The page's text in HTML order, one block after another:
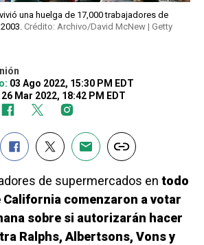
una huelga de 17,000 trabajadores de
Crédito: Archivo/David McNew | Getty
03 Ago 2022, 15:30 PM EDT
26 Mar 2022, 18:42 PM EDT
de supermercados en todo
California comenzaron a votar
sobre si autorizarán hacer
Ralphs, Albertsons, Vons y